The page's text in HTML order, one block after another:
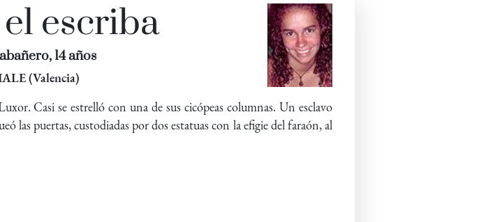
escriba
14 años
(Valencia)
Casi se estrelló con una de sus cicópeas columnas. Un esclavo
las puertas, custodiadas por dos estatuas con la efigie del faraón, al